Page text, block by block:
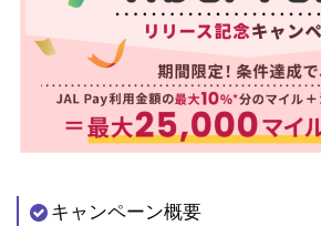
キャンペーン概要